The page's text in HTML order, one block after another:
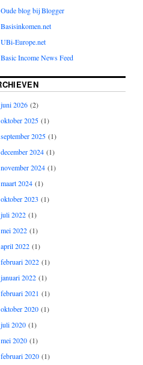
Oude blog bij Blogger
Basisinkomen.net
UBi-Europe.net
Basic Income News Feed
juni 2026 (2)
oktober 2025 (1)
september 2025 (1)
december 2024 (1)
november 2024 (1)
maart 2024 (1)
oktober 2023 (1)
juli 2022 (1)
mei 2022 (1)
april 2022 (1)
februari 2022 (1)
januari 2022 (1)
februari 2021 (1)
oktober 2020 (1)
juli 2020 (1)
mei 2020 (1)
februari 2020 (1)